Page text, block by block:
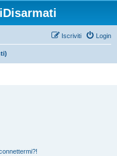
Login
Iscriviti